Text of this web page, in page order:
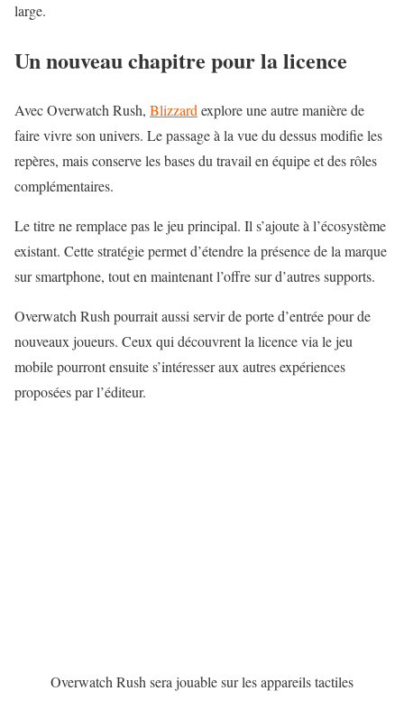
large.
Un nouveau chapitre pour la licence
Avec Overwatch Rush, Blizzard explore une autre manière de
faire vivre son univers. Le passage à la vue du dessus modifie les
repères, mais conserve les bases du travail en équipe et des rôles
complémentaires.
Le titre ne remplace pas le jeu principal. Il s’ajoute à l’écosystème
existant. Cette stratégie permet d’étendre la présence de la marque
sur smartphone, tout en maintenant l’offre sur d’autres supports.
Overwatch Rush pourrait aussi servir de porte d’entrée pour de
nouveaux joueurs. Ceux qui découvrent la licence via le jeu
mobile pourront ensuite s’intéresser aux autres expériences
proposées par l’éditeur.
Overwatch Rush sera jouable sur les appareils tactiles